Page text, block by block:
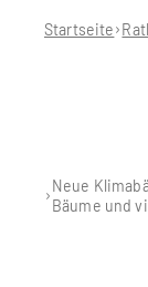
hier:Startseite
Neue
Bäume und